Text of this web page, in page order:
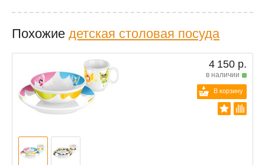
Похожие детская столовая посуда
4 150 р.
в наличии
В корзину